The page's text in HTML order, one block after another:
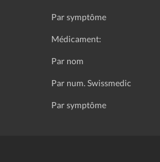
Par symptôme
Médicament:
Par nom
Par num. Swissmedic
Par symptôme